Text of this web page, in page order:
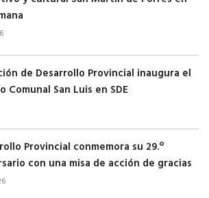
de Desarrollo Provincial inaugura el
Comunal San Luis en SDE
Provincial conmemora su 29.º
con una misa de acción de gracias